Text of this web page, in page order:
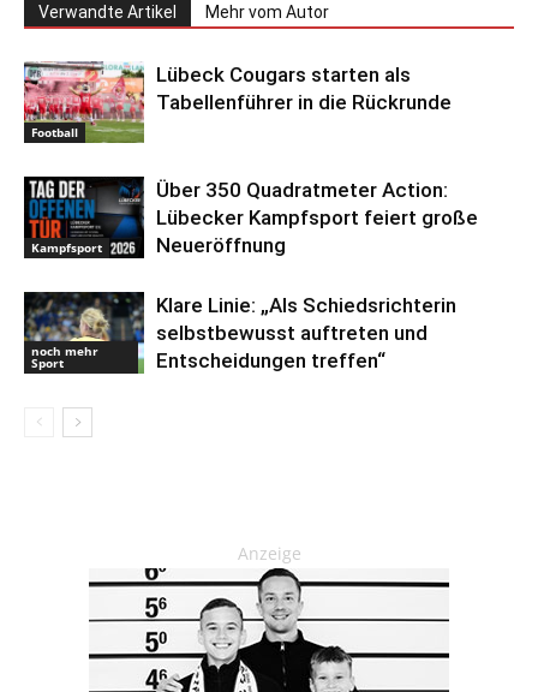
Verwandte Artikel Mehr vom Autor
Football
Lübeck Cougars starten als
Tabellenführer in die Rückrunde
Kampfsport
Über 350 Quadratmeter Action:
Lübecker Kampfsport feiert große
Neueröffnung
noch mehr
Sport
Klare Linie: „Als Schiedsrichterin
selbstbewusst auftreten und
Entscheidungen treffen“
Anzeige